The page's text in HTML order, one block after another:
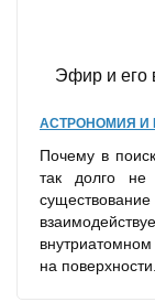
Эфир и его
АСТРОНОМИЯ И
Почему в
так долго не
на